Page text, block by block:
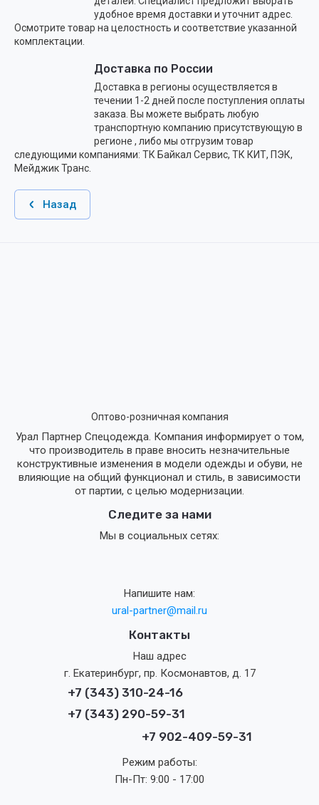
удобное время доставки и уточнит адрес.
Осмотрите товар на целостность и соответствие указанной
комплектации.
Доставка по России
Доставка в регионы осуществляется в
течении 1-2 дней после поступления оплаты
заказа. Вы можете выбрать любую
транспортную компанию присутствующую в
регионе , либо мы отгрузим товар
следующими компаниями: ТК Байкал Сервис, ТК КИТ, ПЭК,
Мейджик Транс.
Назад
Оптово-розничная компания
Урал Партнер Спецодежда. Компания информирует о том,
что производитель в праве вносить незначительные
конструктивные изменения в модели одежды и обуви, не
влияющие на общий функционал и стиль, в зависимости
от партии, с целью модернизации.
Следите за нами
Мы в социальных сетях:
Напишите нам:
ural-partner@mail.ru
Контакты
Наш адрес
г. Екатеринбург, пр. Космонавтов, д. 17
+7 (343) 310-24-16
+7 (343) 290-59-31
+7 902-409-59-31
Режим работы:
Пн-Пт: 9:00 - 17:00